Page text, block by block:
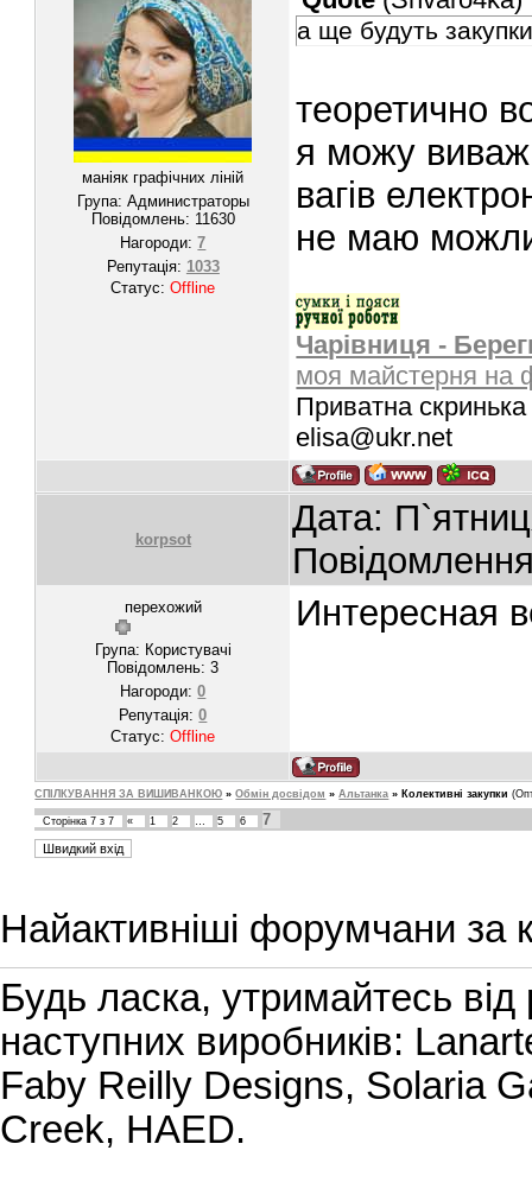
маніяк графічних ліній
Група: Администраторы
Повідомлень: 11630
Нагороди:7
Репутація: 1033
Статус:Offline
а ще будуть
теоретично
я можу
вагів
не маю
Чарівниця -
моя майстерня на
Приватна
elisa@ukr.net
korpsot
Дата:
перехожий
Група: Користувачі
Повідомлень:3
Нагороди:0
Репутація:0
Статус:Offline
Интересная
СПІЛКУВАННЯ ЗА ВИШИВАНКОЮ » Обмін досвідом » Альтанка » Колективні закупки
Сторінка7 з7 « 1 2 5 6 7
Найактивніші форумчани за
Будь ласка, утримайтесь
наступних виробників:
Faby Reilly Designs, Solaria
Creek, HAED.